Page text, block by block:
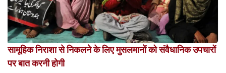
सामूहिक निराशा से निकलने के लिए मुसलमानों को संवैधानिक उपचारों
पर बात करनी होगी